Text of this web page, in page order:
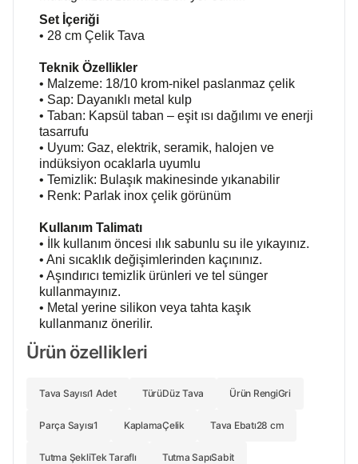
Set İçeriği
• 28 cm Çelik Tava
Teknik Özellikler
• Malzeme: 18/10 krom-nikel paslanmaz çelik
• Sap: Dayanıklı metal kulp
• Taban: Kapsül taban – eşit ısı dağılımı ve enerji
tasarrufu
• Uyum: Gaz, elektrik, seramik, halojen ve
indüksiyon ocaklarla uyumlu
• Temizlik: Bulaşık makinesinde yıkanabilir
• Renk: Parlak inox çelik görünüm
Kullanım Talimatı
• İlk kullanım öncesi ılık sabunlu su ile yıkayınız.
• Ani sıcaklık değişimlerinden kaçınınız.
• Aşındırıcı temizlik ürünleri ve tel sünger
kullanmayınız.
• Metal yerine silikon veya tahta kaşık
kullanmanız önerilir.
Ürün özellikleri
Tava Sayısı1 Adet TürüDüz Tava Ürün RengiGri
Parça Sayısı1 KaplamaÇelik Tava Ebatı28 cm
Tutma ŞekliTek Taraflı Tutma SapıSabit